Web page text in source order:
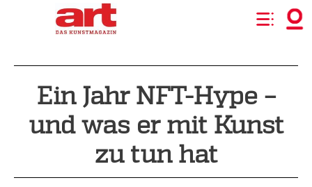
Ein Jahr NFT-Hype –
und was er mit Kunst
zu tun hat